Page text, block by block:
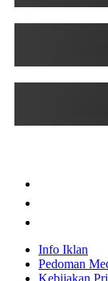
Info Iklan
Pedoman
Kebijakan